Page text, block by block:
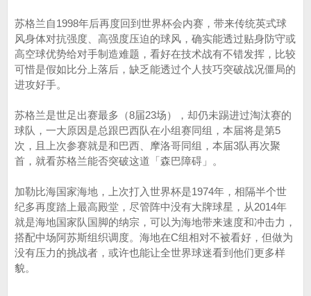
苏格兰自1998年后再度回到世界杯会内赛，带来传统英式球
风身体对抗强度、高强度压迫的球风，确实能透过贴身防守或
高空球优势给对手制造难题，看好在技术战有不错发挥，比较
可惜是假如比分上落后，缺乏能透过个人技巧突破战况僵局的
进攻好手。
苏格兰是世足出赛最多（8届23场），却仍未踢进过淘汰赛的
球队，一大原因是总跟巴西队在小组赛同组，本届将是第5
次，且上次参赛就是和巴西、摩洛哥同组，本届3队再次聚
首，就看苏格兰能否突破这道「森巴障碍」。
加勒比海国家海地，上次打入世界杯是1974年，相隔半个世
纪多再度踏上最高殿堂，尽管阵中没有大牌球星，从2014年
就是海地国家队国脚的纳宗，可以为海地带来速度和冲击力，
搭配中场阿苏斯组织调度。海地在C组相对不被看好，但做为
没有压力的挑战者，或许也能让全世界球迷看到他们更多样
貌。